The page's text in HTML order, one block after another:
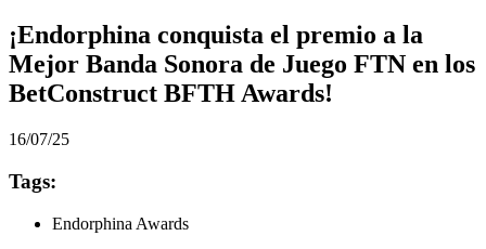
¡Endorphina conquista el premio a la
Mejor Banda Sonora de Juego FTN en los
BetConstruct BFTH Awards!
16/07/25
Tags:
Endorphina Awards